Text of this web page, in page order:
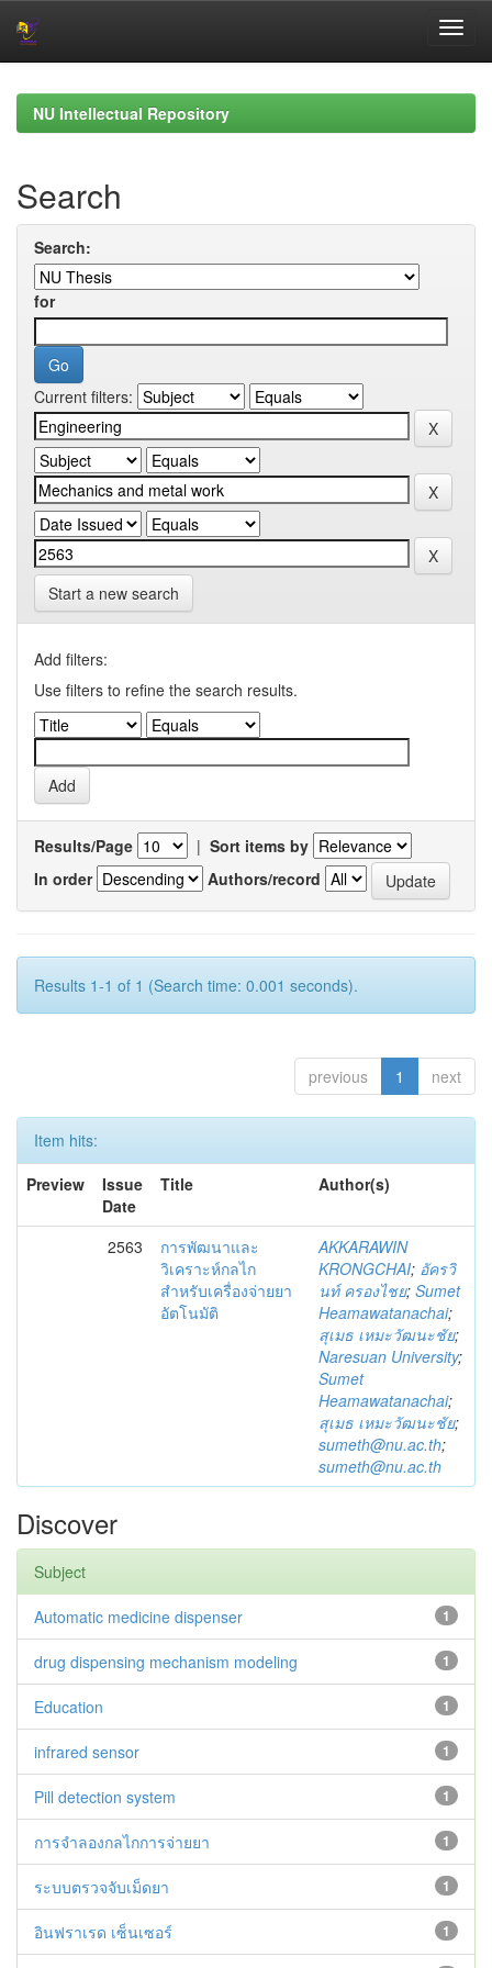
navigationNU Intellectual Repository
Search
Search:
for
Current filters:
Start a new search
Add filters:
Use filters to refine the search results.
Results/Page | Sort items by
In order
Authors/record
Results 1-1 of 1 (Search time: 0.001 seconds).
previous 1 next
Item hits:
Preview
Issue
Date
Title Author(s)
2563
การพัฒนาและ
วิเคราะห์กลไก
สำหรับเครื่องจ่ายยา
อัตโนมัติ
AKKARAWIN
KRONGCHAI; อัครวิ
นท์ ครองไชย; Sumet
Heamawatanachai;
สุเมธ เหมะวัฒนะชัย;
Naresuan University;
Sumet
Heamawatanachai;
สุเมธ เหมะวัฒนะชัย;
sumeth@nu.ac.th;
sumeth@nu.ac.th
Discover
Subject
1
Automatic medicine dispenser
1
drug dispensing mechanism modeling
1
Education
1
infrared sensor
1
Pill detection system
1
การจำลองกลไกการจ่ายยา
1
ระบบตรวจจับเม็ดยา
1
อินฟราเรด เซ็นเซอร์